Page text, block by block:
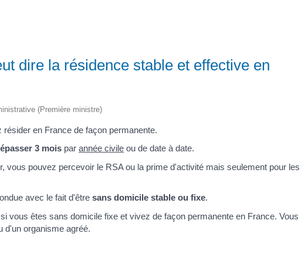
dire la résidence stable et effective en
(Première ministre)
résider en France de façon permanente.
3 mois par année civile ou de date à date.
vous pouvez percevoir le RSA ou la prime d'activité mais seulement pour les
avec le fait d'être sans domicile stable ou fixe.
vous êtes sans domicile fixe et vivez de façon permanente en France. Vous
d'un organisme agréé.